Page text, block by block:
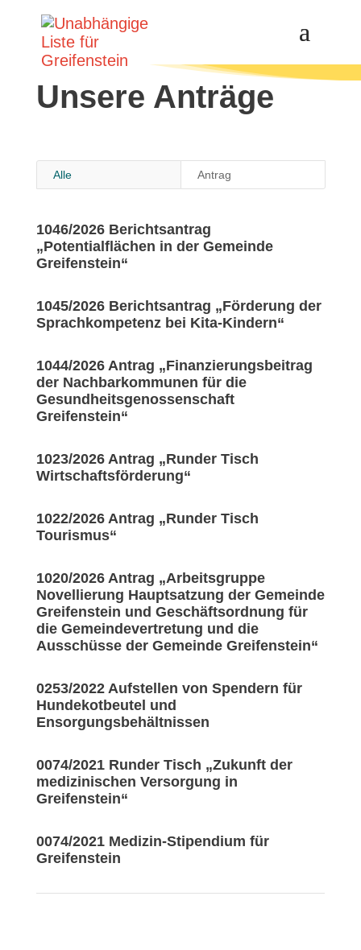
Unsere Anträge
Alle Antrag
1046/2026 Berichtsantrag
„Potentialflächen in der Gemeinde
Greifenstein“
1045/2026 Berichtsantrag „Förderung der
Sprachkompetenz bei Kita-Kindern“
1044/2026 Antrag „Finanzierungsbeitrag
der Nachbarkommunen für die
Gesundheitsgenossenschaft
Greifenstein“
1023/2026 Antrag „Runder Tisch
Wirtschaftsförderung“
1022/2026 Antrag „Runder Tisch
Tourismus“
1020/2026 Antrag „Arbeitsgruppe
Novellierung Hauptsatzung der Gemeinde
Greifenstein und Geschäftsordnung für
die Gemeindevertretung und die
Ausschüsse der Gemeinde Greifenstein“
0253/2022 Aufstellen von Spendern für
Hundekotbeutel und
Ensorgungsbehältnissen
0074/2021 Runder Tisch „Zukunft der
medizinischen Versorgung in
Greifenstein“
0074/2021 Medizin-Stipendium für
Greifenstein